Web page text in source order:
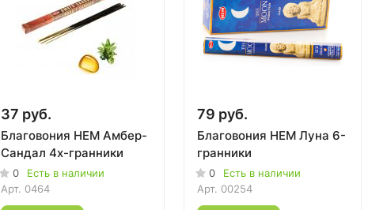
37 руб.
Благовония HEM Амбер-
Сандал 4х-гранники
0
Есть в наличии
Арт. 0464
79 руб.
Благовония HEM Луна 6-
гранники
0
Есть в наличии
Арт. 00254